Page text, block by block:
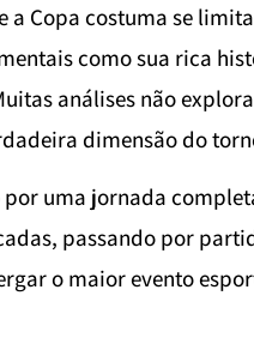
a Copa costuma se
como sua rica
análises não
dimensão do
uma jornada
passando por
o maior evento